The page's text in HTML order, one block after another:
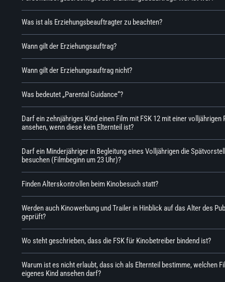
Was ist als Erziehungsbeauftragter zu beachten?
Wann gilt der Erziehungsauftrag?
Wann gilt der Erziehungsauftrag nicht?
Was bedeutet „Parental Guidance“?
Darf ein zehnjähriges Kind einen Film mit FSK 12 mit einer volljährigen
ansehen, wenn diese kein Elternteil ist?
Darf ein Minderjähriger in Begleitung eines Volljährigen die
besuchen (Filmbeginn um 23 Uhr)?
Finden Alterskontrollen beim Kinobesuch statt?
Werden auch Kinowerbung und Trailer in Hinblick auf das Alter des
geprüft?
Wo steht geschrieben, dass die FSK für Kinobetreiber bindend ist?
Warum ist es nicht erlaubt, dass ich als Elternteil bestimme, welchen
eigenes Kind ansehen darf?